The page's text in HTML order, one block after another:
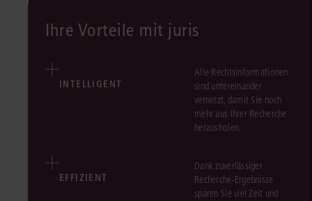
Ihre Vorteile mit juris
INTELLIGENT
Alle Rechtsinformationen
sind untereinander
vernetzt, damit Sie noch
mehr aus Ihrer Recherche
herausholen.
EFFIZIENT
Dank zuverlässiger
Recherche-Ergebnisse
sparen Sie viel Zeit und